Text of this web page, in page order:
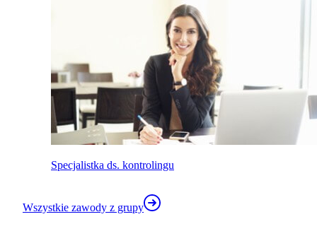
Specjalistka ds. kontrolingu
Wszystkie zawody z grupy